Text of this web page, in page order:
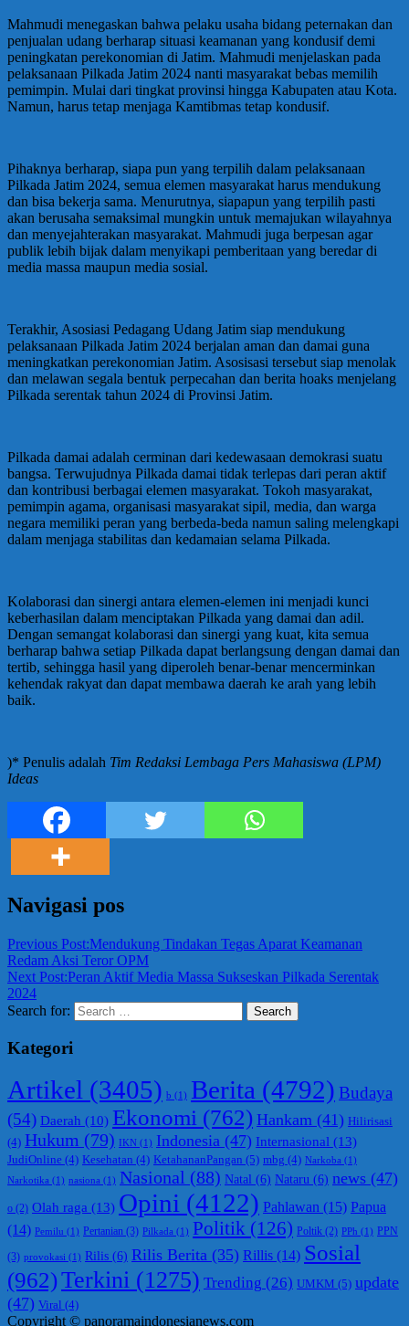
Mahmudi menegaskan bahwa pelaku usaha bidang peternakan dan
penjualan udang berharap situasi keamanan yang kondusif demi
peningkatan perekonomian di Jatim. Mahmudi menjelaskan pada
pelaksanaan Pilkada Jatim 2024 nanti masyarakat bebas memilih
pemimpin. Mulai dari tingkat provinsi hingga Kabupaten atau Kota.
Namun, harus tetap menjaga Kamtibmas tetap kondusif.
Pihaknya berharap, siapa pun yang terpilih dalam pelaksanaan
Pilkada Jatim 2024, semua elemen masyarakat harus mendukung
dan bisa bekerja sama. Menurutnya, siapapun yang terpilih pasti
akan berusaha semaksimal mungkin untuk memajukan wilayahnya
dan menyejahterakan masyarakat. Mahmudi juga berpesan agar
publik lebih bijak dalam menyikapi pemberitaan yang beredar di
media massa maupun media sosial.
Terakhir, Asosiasi Pedagang Udang Jatim siap mendukung
pelaksanaan Pilkada Jatim 2024 berjalan aman dan damai guna
meningkatkan perekonomian Jatim. Asosisasi tersebut siap menolak
dan melawan segala bentuk perpecahan dan berita hoaks menjelang
Pilkada serentak tahun 2024 di Provinsi Jatim.
Pilkada damai adalah cerminan dari kedewasaan demokrasi suatu
bangsa. Terwujudnya Pilkada damai tidak terlepas dari peran aktif
dan kontribusi berbagai elemen masyarakat. Tokoh masyarakat,
pemimpin agama, organisasi masyarakat sipil, media, dan warga
negara memiliki peran yang berbeda-beda namun saling melengkapi
dalam menjaga stabilitas dan kedamaian selama Pilkada.
Kolaborasi dan sinergi antara elemen-elemen ini menjadi kunci
keberhasilan dalam menciptakan Pilkada yang damai dan adil.
Dengan semangat kolaborasi dan sinergi yang kuat, kita semua
berharap bahwa setiap Pilkada dapat berlangsung dengan damai dan
tertib, sehingga hasil yang diperoleh benar-benar mencerminkan
kehendak rakyat dan dapat membawa daerah ke arah yang lebih
baik.
)* Penulis adalah Tim Redaksi Lembaga Pers Mahasiswa (LPM)
Ideas
Navigasi pos
Previous Post:Mendukung Tindakan Tegas Aparat Keamanan
Redam Aksi Teror OPM
Next Post:Peran Aktif Media Massa Sukseskan Pilkada Serentak
2024
Search for:
Search
Kategori
Artikel (3405) b (1) Berita (4792) Budaya
(54) Daerah (10) Ekonomi (762) Hankam (41) Hilirisasi
(4) Hukum (79) IKN (1) Indonesia (47) Internasional (13)
JudiOnline (4) Kesehatan (4) KetahananPangan (5) mbg (4) Narkoba (1)
Narkotika (1) nasiona (1) Nasional (88) Natal (6) Nataru (6) news (47)
o (2) Olah raga (13) Opini (4122) Pahlawan (15) Papua
(14) Pemilu (1) Pertanian (3) Pilkada (1) Politik (126) Poltik (2) PPh (1) PPN
(3) provokasi (1) Rilis (6) Rilis Berita (35) Rillis (14) Sosial
(962)Terkini (1275) Trending (26) UMKM (5) update
(47) Viral (4)
Copyright © panoramaindonesianews.com